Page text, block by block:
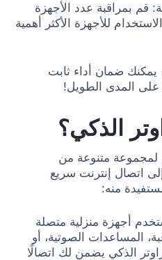
قم بمراقبة عدد الأجهزة
للأجهزة الأكثر أهمية
يمكنك ضمان أداء ثابت
على المدى الطويل!
الذكي؟
لمجموعة متنوعة من
اتصال إنترنت سريع
منه:
أجهزة منزلية متصلة
المساعدات الصوتية، أو
الذكي يضمن لك اتصالًا